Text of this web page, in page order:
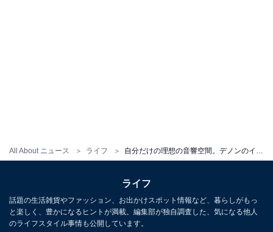
All About ニュース ライフ
AH-C15PL パーソナライズ機能/アダプティブアクティブ
ノイズキャンセリング/マルチポイント対応/ロスレスサウ
ンド/ワイヤレス充電対応/IPX4 防滴/マイク付き ブラック
ライフ
話題の生活雑貨やファッション、お出かけスポット情報など、暮らしがもっ
と楽しく、豊かになるヒントが満載。編集部が独自調査した、気になる他人
のライフスタイル事情も公開しています。